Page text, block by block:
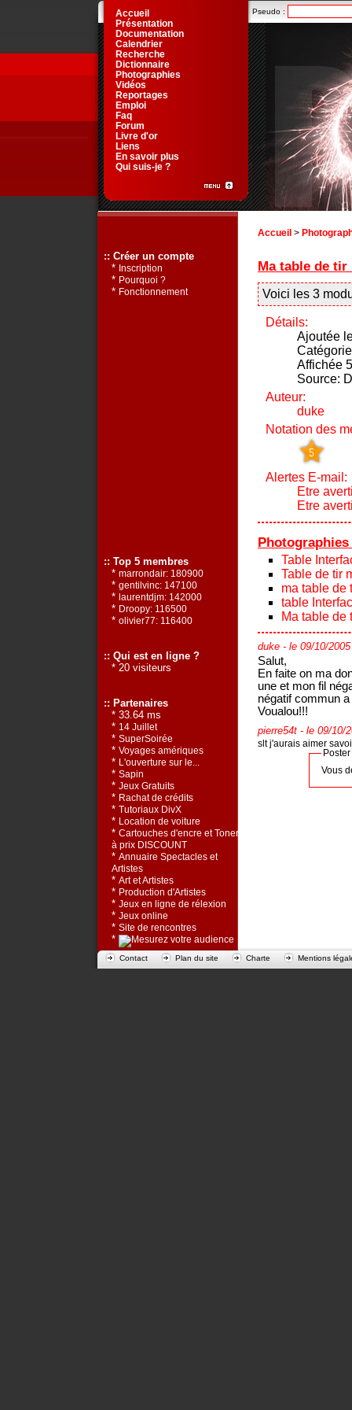
Accueil >
Ma table de tir
Voici les 3
Détails:
Ajoutée
Affichée
Source:
Auteur:
duke
Notation des
Alertes E-mail:
Etre
Etre
Table
Table de tir
ma table de
table
Ma table de
duke - le 09/10/
Salut,
En faite on ma
une et mon fil
négatif commun
Voualou!!!
pierre54t - le 09/10/
slt j'aurais aimer
Vous
Pseudo :
Accueil
Présentation
Documentation
Calendrier
Recherche
Dictionnaire
Photographies
Vidéos
Reportages
Emploi
Faq
Forum
Livre d'or
Liens
En savoir plus
Qui suis-je ?
:: Créer un compte
* Inscription
* Pourquoi ?
* Fonctionnement
:: Top 5 membres
* marrondair: 180900
* gentilvinc: 147100
* laurentdjm: 142000
* Droopy: 116500
* olivier77: 116400
:: Qui est en ligne ?
* 20 visiteurs
:: Partenaires
* 33.64 ms
* 14 Juillet
* SuperSoirée
* Voyages amériques
* L'ouverture sur le...
* Sapin
* Jeux Gratuits
* Rachat de crédits
* Tutoriaux DivX
* Location de voiture
* Cartouches d'encre et Toners
à prix DISCOUNT
* Annuaire Spectacles et
Artistes
* Art et Artistes
* Production d'Artistes
* Jeux en ligne de rélexion
* Jeux online
* Site de rencontres
*
Contact Plan du site Charte Mentions